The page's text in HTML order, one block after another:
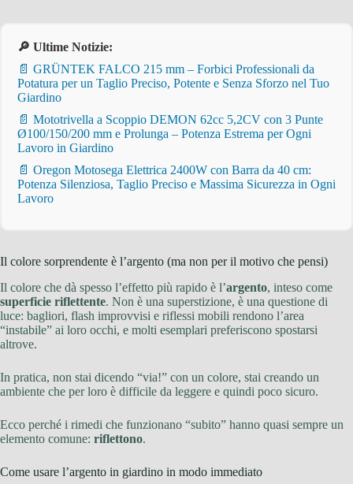
🔎 Ultime Notizie:
📄 GRÜNTEK FALCO 215 mm – Forbici Professionali da
Potatura per un Taglio Preciso, Potente e Senza Sforzo nel Tuo
Giardino
📄 Mototrivella a Scoppio DEMON 62cc 5,2CV con 3 Punte
Ø100/150/200 mm e Prolunga – Potenza Estrema per Ogni
Lavoro in Giardino
📄 Oregon Motosega Elettrica 2400W con Barra da 40 cm:
Potenza Silenziosa, Taglio Preciso e Massima Sicurezza in Ogni
Lavoro
Il colore sorprendente è l’argento (ma non per il motivo che pensi)
Il colore che dà spesso l’effetto più rapido è l’argento, inteso come
superficie riflettente. Non è una superstizione, è una questione di
luce: bagliori, flash improvvisi e riflessi mobili rendono l’area
“instabile” ai loro occhi, e molti esemplari preferiscono spostarsi
altrove.
In pratica, non stai dicendo “via!” con un colore, stai creando un
ambiente che per loro è difficile da leggere e quindi poco sicuro.
Ecco perché i rimedi che funzionano “subito” hanno quasi sempre un
elemento comune: riflettono.
Come usare l’argento in giardino in modo immediato